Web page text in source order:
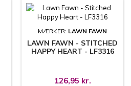
MÆRKER: LAWN FAWN
LAWN FAWN - STITCHED
HAPPY HEART - LF3316
126,95 kr.